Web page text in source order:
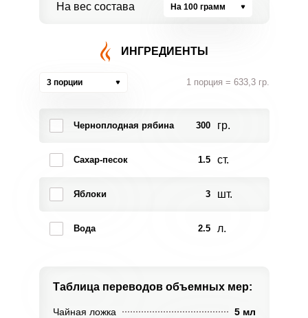
На вес состава На 100 грамм
ИНГРЕДИЕНТЫ
3 порции 1 порция = 633,3 гр.
Черноплодная рябина 300 гр.
Сахар-песок 1.5 ст.
Яблоки 3 шт.
Вода 2.5 л.
Таблица переводов объемных мер:
Чайная ложка
5 мл